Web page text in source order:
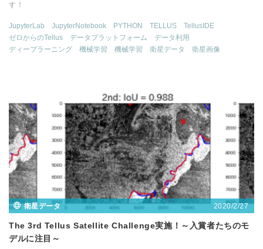
す！
JupyterLab JupyterNotebook PYTHON TELLUS
TellusIDE
ゼロからのTellus
データプラットフォーム
データ利用
ディープラーニング
機械学習 機械学習 衛星データ 衛星画像
衛星データ 2020/2/27
The 3rd Tellus Satellite Challenge実施！～入賞者たちのモ
デルに注目～